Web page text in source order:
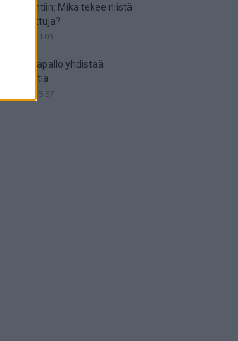
vedonlyöntiin: Mikä tekee niistä
niin suosittuja?
05.05.2025 11:03
Miten jalkapallo yhdistää
kansakuntia
25.04.2025 15:57